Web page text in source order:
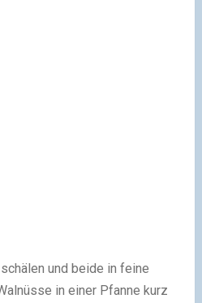
und beide in feine
in einer Pfanne kurz